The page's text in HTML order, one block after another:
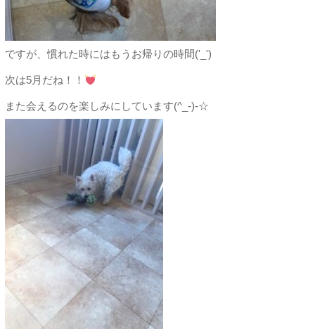
ですが、慣れた時にはもうお帰りの時間('_')
次は5月だね！！
また会えるのを楽しみにしています(^_-)-☆